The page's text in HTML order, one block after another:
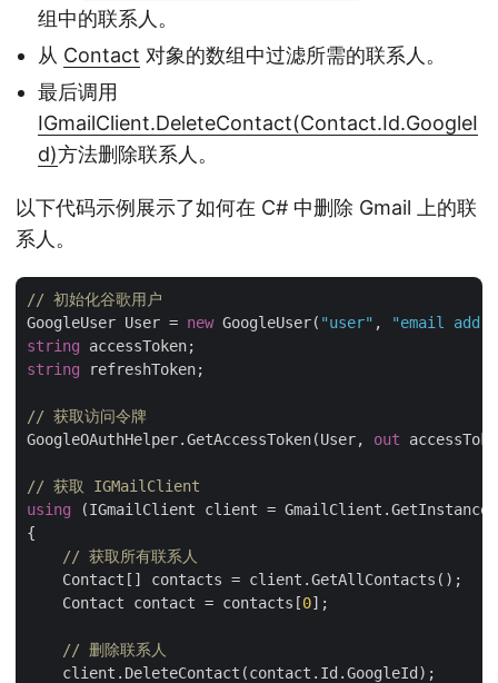
组中的联系人。
从 Contact 对象的数组中过滤所需的联系人。
最后调用
IGmailClient.DeleteContact(Contact.Id.GoogleI
d)方法删除联系人。
以下代码示例展示了如何在 C# 中删除 Gmail 上的联
系人。
// 初始化谷歌用户
GoogleUser User = new GoogleUser( "user" ,
"email
string
string refreshToken;
// 获取访问令牌
GoogleOAuthHelper.GetAccessToken(User, out
// 获取 IGMailClient
using (IGmailClient client =
{
// 获取所有联系人
    Contact[] contacts = client.GetAllContacts();
    Contact contact = contacts[
0];
// 删除联系人
    client.DeleteContact(contact.Id.GoogleId);